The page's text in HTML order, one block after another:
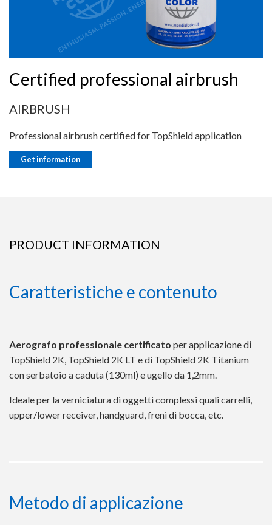
Certified professional airbrush
AIRBRUSH
Professional airbrush certified for TopShield application
Get information
PRODUCT INFORMATION
Caratteristiche e contenuto
Aerografo professionale certificato per applicazione di
TopShield 2K, TopShield 2K LT e di TopShield 2K Titanium
con serbatoio a caduta (130ml) e ugello da 1,2mm.
Ideale per la verniciatura di oggetti complessi quali carrelli,
upper/lower receiver, handguard, freni di bocca, etc.
Metodo di applicazione